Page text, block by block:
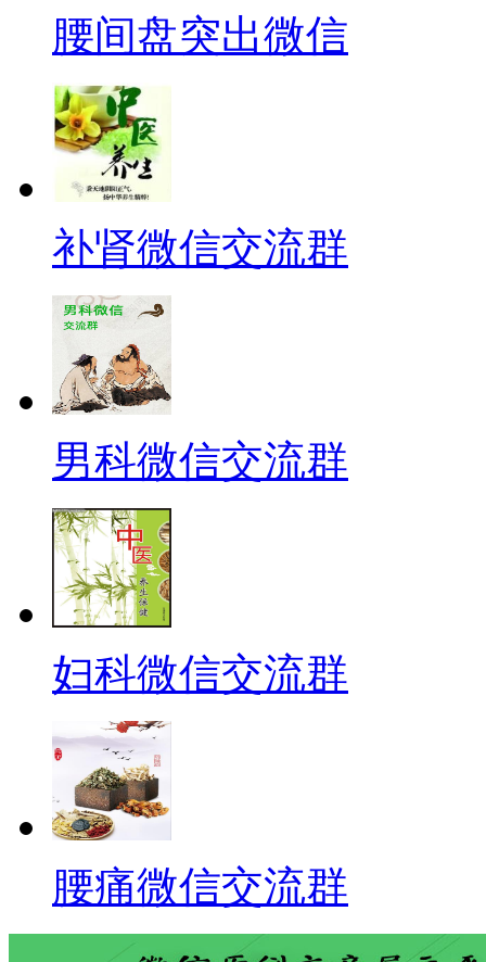
腰间盘突出微信
补肾微信交流群
男科微信交流群
妇科微信交流群
腰痛微信交流群